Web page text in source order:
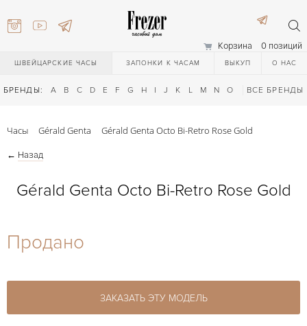
Корзина 0 позиций
ШВЕЙЦАРСКИЕ ЧАСЫ ЗАПОНКИ К ЧАСАМ ВЫКУП О НАС
БРЕНДЫ: A B C D E F G H I J K L M N O Q R S T
ВСЕ БРЕНДЫ
27-44
27-44
Часы Gérald Genta Gérald Genta Octo Bi-Retro Rose Gold
← Назад
Gérald Genta Octo Bi-Retro Rose Gold
Продано
ЗАКАЗАТЬ ЭТУ МОДЕЛЬ